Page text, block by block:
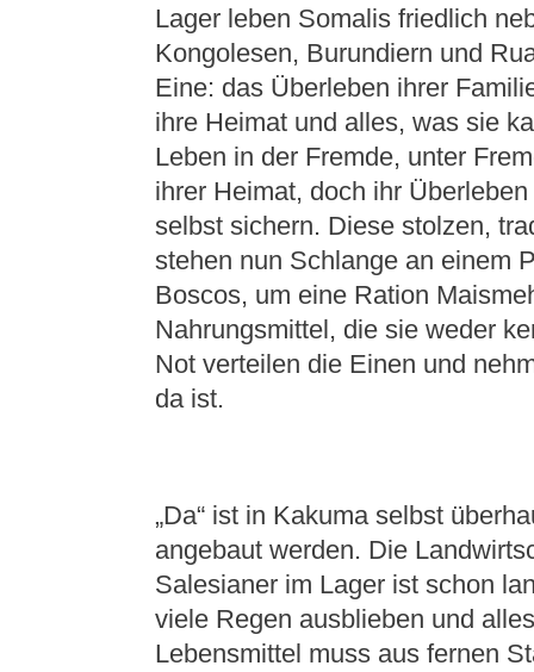
Lager leben Somalis friedlich
Kongolesen, Burundiern und
Eine: das Überleben ihrer
ihre Heimat und alles, was sie
Leben in der Fremde, unter
ihrer Heimat, doch ihr
selbst sichern. Diese stolzen,
stehen nun Schlange an einem
Boscos, um eine Ration
Nahrungsmittel, die sie weder
Not verteilen die Einen und
da ist.
„Da“ ist in Kakuma selbst
angebaut werden. Die
Salesianer im Lager ist schon
viele Regen ausblieben und
Lebensmittel muss aus fernen